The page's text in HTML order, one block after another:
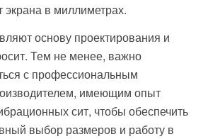
экрана в миллиметрах.
основу проектирования и
Тем не менее, важно
с профессиональным
имеющим опыт
сит, чтобы обеспечить
выбор размеров и работу в